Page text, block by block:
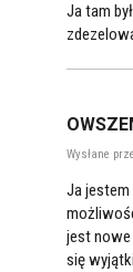
Ja tam
Wysłane
Ja
jest nowe
się